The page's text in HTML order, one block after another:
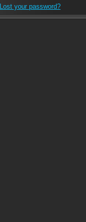
Lost your password?